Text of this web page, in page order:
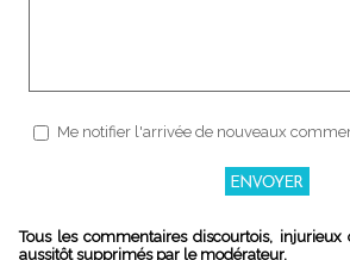
Me notifier l'arrivée de nouveaux
Tous les commentaires discourtois, injurieux
aussitôt supprimés par le modérateur.